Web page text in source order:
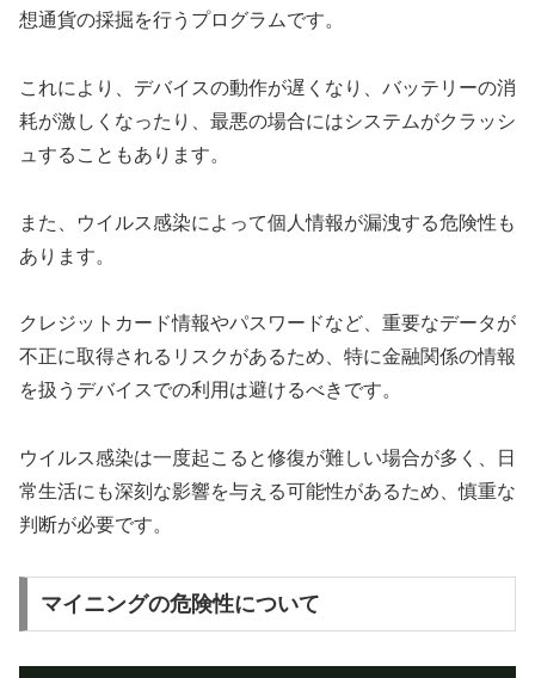
想通貨の採掘を行うプログラムです。
これにより、デバイスの動作が遅くなり、バッテリーの消
耗が激しくなったり、最悪の場合にはシステムがクラッシ
ュすることもあります。
また、ウイルス感染によって個人情報が漏洩する危険性も
あります。
クレジットカード情報やパスワードなど、重要なデータが
不正に取得されるリスクがあるため、特に金融関係の情報
を扱うデバイスでの利用は避けるべきです。
ウイルス感染は一度起こると修復が難しい場合が多く、日
常生活にも深刻な影響を与える可能性があるため、慎重な
判断が必要です。
マイニングの危険性について